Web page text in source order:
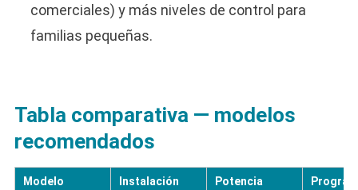
comerciales) y más niveles de control para
familias pequeñas.
Tabla comparativa — modelos
recomendados
Modelo Instalación
Potencia